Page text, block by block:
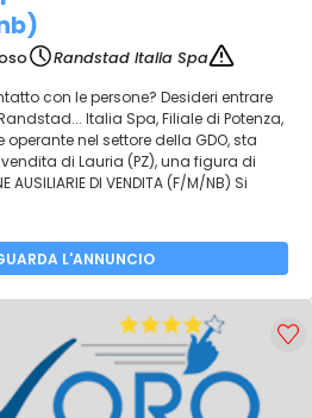
Randstad Italia Spa
con le persone? Desideri entrare
Italia Spa, Filiale di Potenza,
nel settore della GDO, sta
di Lauria (PZ), una figura di
AUSILIARIE DI VENDITA (F/M/NB) Si
L'ANNUNCIO